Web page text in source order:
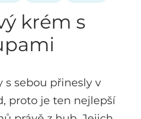
krém s
s sebou přinesly v
proto je ten nejlepší